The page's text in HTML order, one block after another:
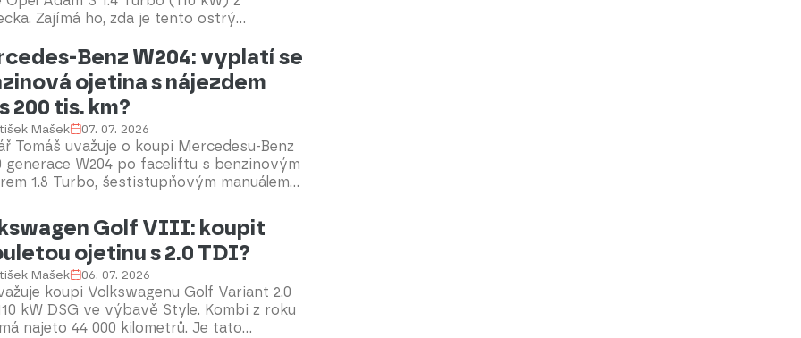
Zajímá ho, zda je tento ostrý
slabiny a na co se zaměřit před koupí.
Benz W204: vyplatí se
ojetina s nájezdem
200 tis. km?
Mašek 07. 07. 2026
Tomáš uvažuje o koupi Mercedesu-Benz
generace W204 po faceliftu s benzinovým
1.8 Turbo, šestistupňovým manuálem a
vozu. Rádi poradíme.Golf VIII: koupit
ojetinu s 2.0 TDI?
Mašek 06. 07. 2026
koupi Volkswagenu Golf Variant 2.0
kW DSG ve výbavě Style. Kombi z roku
najeto 44 000 kilometrů. Je tato